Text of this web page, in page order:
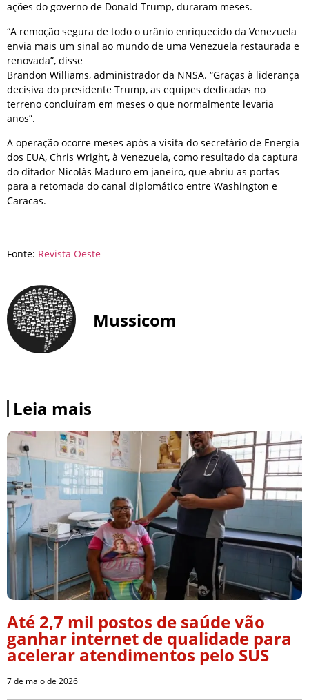
ações do governo de Donald Trump, duraram meses.
“A remoção segura de todo o urânio enriquecido da Venezuela
envia mais um sinal ao mundo de uma Venezuela restaurada e
renovada”, disse
Brandon Williams, administrador da NNSA. “Graças à liderança
decisiva do presidente Trump, as equipes dedicadas no
terreno concluíram em meses o que normalmente levaria
anos”.
A operação ocorre meses após a visita do secretário de Energia
dos EUA, Chris Wright, à Venezuela, como resultado da captura
do ditador Nicolás Maduro em janeiro, que abriu as portas
para a retomada do canal diplomático entre Washington e
Caracas.
Fonte: Revista Oeste
Mussicom
Leia mais
Até 2,7 mil postos de saúde vão
ganhar internet de qualidade para
acelerar atendimentos pelo SUS
7 de maio de 2026